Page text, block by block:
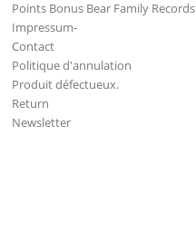
Points Bonus Bear Family Records
Impressum-
Contact
Politique d'annulation
Produit défectueux.
Return
Newsletter